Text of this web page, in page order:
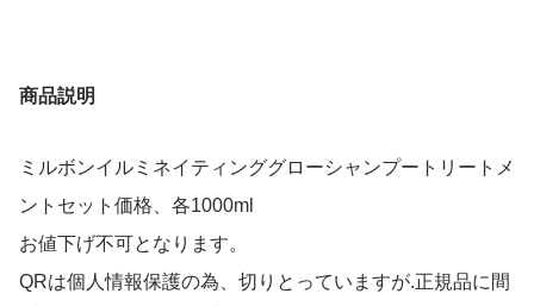
商品説明
ミルボンイルミネイティンググローシャンプートリートメ
ントセット価格、各1000ml
お値下げ不可となります。
QRは個人情報保護の為、切りとっていますが.正規品に間